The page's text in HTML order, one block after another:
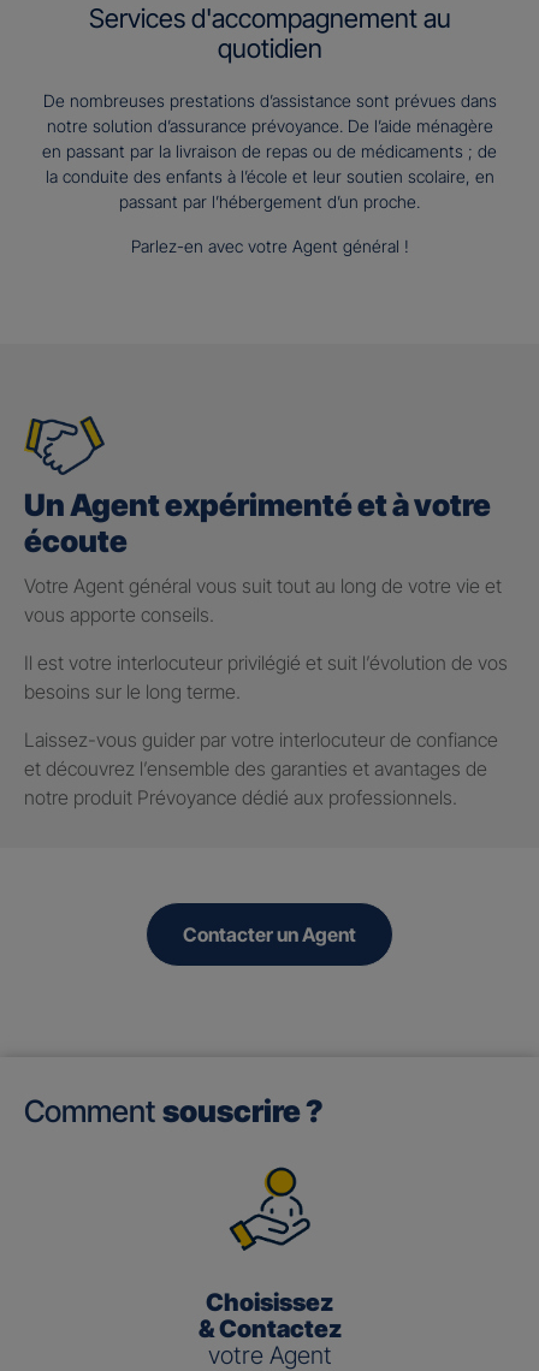
Services d'accompagnement au
quotidien
De nombreuses prestations d’assistance sont prévues dans
notre solution d’assurance prévoyance. De l’aide ménagère
en passant par la livraison de repas ou de médicaments ; de
la conduite des enfants à l’école et leur soutien scolaire, en
passant par l’hébergement d’un proche.
Parlez-en avec votre Agent général !
Un Agent expérimenté et à votre
écoute
Votre Agent général vous suit tout au long de votre vie et
vous apporte conseils.
Il est votre interlocuteur privilégié et suit l’évolution de vos
besoins sur le long terme.
Laissez-vous guider par votre interlocuteur de confiance
et découvrez l’ensemble des garanties et avantages de
notre produit Prévoyance dédié aux professionnels.
Contacter un Agent
Comment souscrire ?
Choisissez
& Contactez
votre Agent